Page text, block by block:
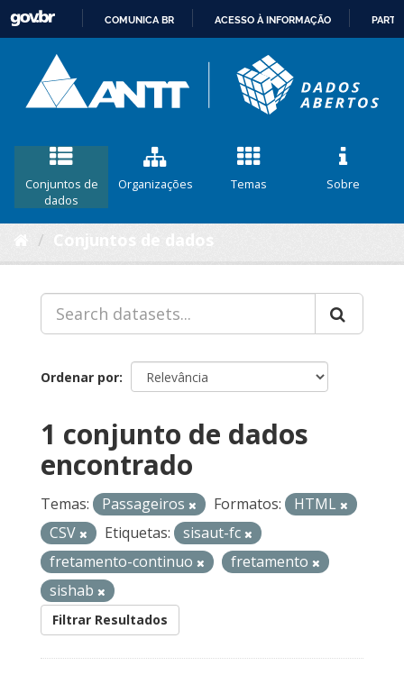
CONTEÚDO
COMUNICA BR ACESSO À INFORMAÇÃO
Conjuntos de
dados
Organizações Temas Sobre
Ordenar por
1 conjunto de dados
encontrado
Temas: Passageiros Formatos:
HTML
CSV
Etiquetas:
sisaut-fc
fretamento-continuo
fretamento
sishab
Filtrar Resultados